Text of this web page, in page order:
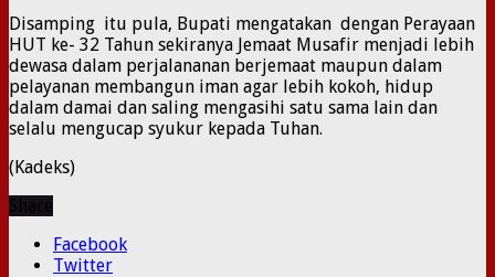
Disamping itu pula, Bupati mengatakan dengan Perayaan
HUT ke- 32 Tahun sekiranya Jemaat Musafir menjadi lebih
dewasa dalam perjalananan berjemaat maupun dalam
pelayanan membangun iman agar lebih kokoh, hidup
dalam damai dan saling mengasihi satu sama lain dan
selalu mengucap syukur kepada Tuhan.
(Kadeks)
Facebook
Twitter